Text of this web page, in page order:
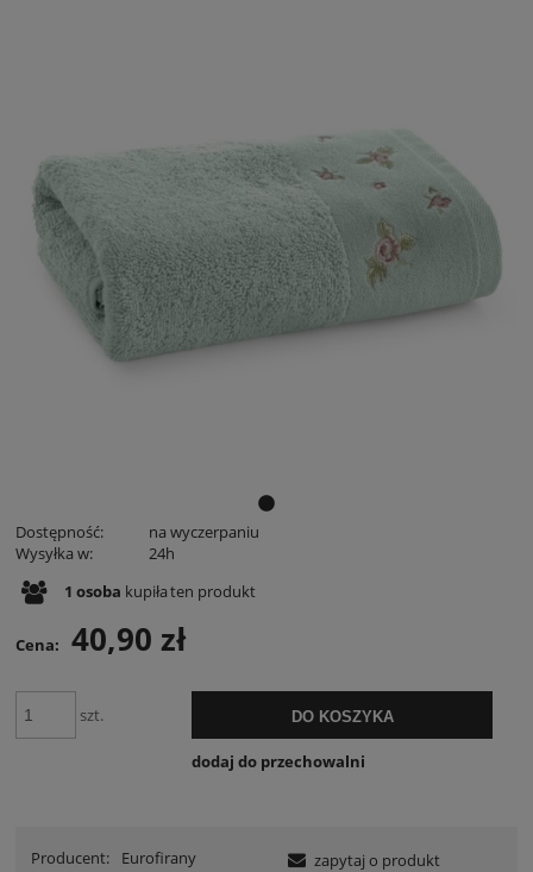
Dostępność:
na wyczerpaniu
Wysyłka w:
24h
1 osoba kupiłaten produkt
Cena: 40,90 zł
szt. DO KOSZYKA
dodaj do przechowalni
Producent:
Eurofirany
zapytaj o produkt